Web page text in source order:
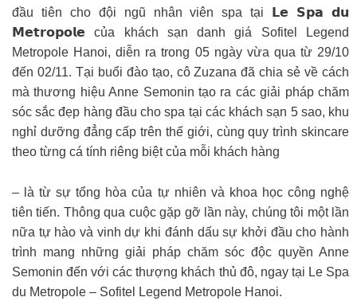
đầu tiên cho đội ngũ nhân viên spa tại 𝗟𝗲 𝗦𝗽𝗮 𝗱𝘂
𝗠𝗲𝘁𝗿𝗼𝗽𝗼𝗹𝗲 của khách sạn danh giá Sofitel Legend
Metropole Hanoi, diễn ra trong 05 ngày vừa qua từ 29/10
đến 02/11. Tại buổi đào tạo, cô Zuzana đã chia sẻ về cách
mà thương hiệu Anne Semonin tạo ra các giải pháp chăm
sóc sắc đẹp hàng đầu cho spa tại các khách sạn 5 sao, khu
nghỉ dưỡng đẳng cấp trên thế giới, cùng quy trình skincare
theo từng cá tính riêng biệt của mỗi khách hàng
– là từ sự tổng hòa của tự nhiên và khoa học công nghệ
tiên tiến. Thông qua cuộc gặp gỡ lần này, chúng tôi một lần
nữa tự hào và vinh dự khi đánh dấu sự khởi đầu cho hành
trình mang những giải pháp chăm sóc độc quyền Anne
Semonin đến với các thượng khách thủ đô, ngay tại Le Spa
du Metropole – Sofitel Legend Metropole Hanoi.